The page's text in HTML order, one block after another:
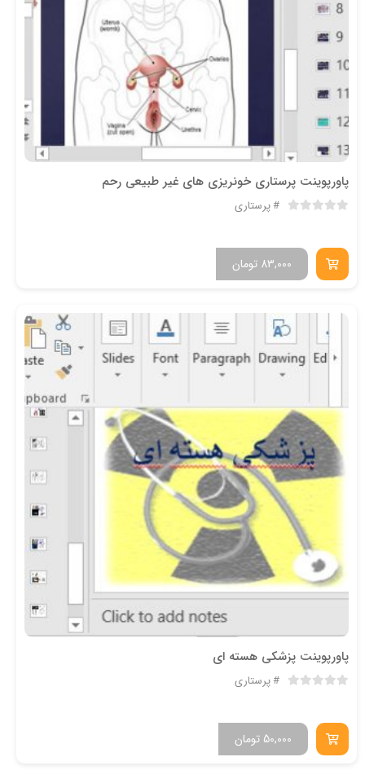
پاورپوینت پرستاری خونریزی های غیر طبیعی رحم
پرستاری
تومان 83,000
پاورپوینت پزشکی هسته ای
پرستاری
تومان 50,000